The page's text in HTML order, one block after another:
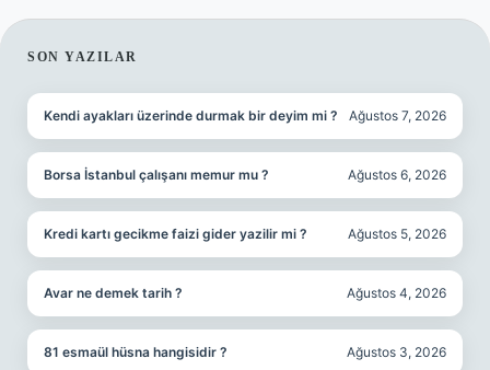
SIDEBAR
SON YAZILAR
Kendi ayakları üzerinde durmak bir deyim mi ? Ağustos 7, 2026
Borsa İstanbul çalışanı memur mu ? Ağustos 6, 2026
Kredi kartı gecikme faizi gider yazilir mi ? Ağustos 5, 2026
Avar ne demek tarih ? Ağustos 4, 2026
81 esmaül hüsna hangisidir ? Ağustos 3, 2026